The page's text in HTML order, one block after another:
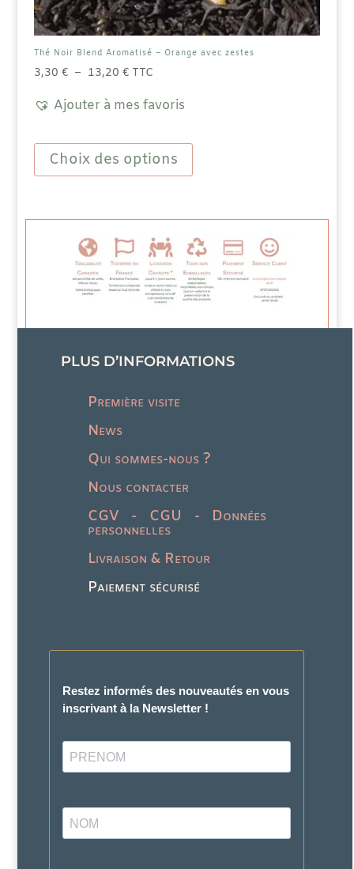
Thé Noir Blend Aromatisé – Orange avec zestes
3,30 € – 13,20 €Plage
prix :
à
13,20 €
TTC
Ajouter à mes favoris
Choix des options
produit
plusieurs
être
choisies
sur
la
page
PLUS D’INFORMATIONS
Première visite
News
Qui sommes-nous ?
Nous contacter
CGV - CGU - Données
personnelles
Livraison & Retour
Paiement sécurisé